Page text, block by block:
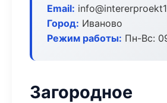
Email:
Город: Иваново
Режим работы: Пн-Вс:
Загородное